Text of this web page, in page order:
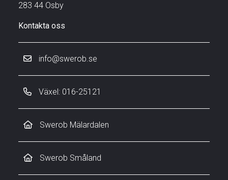
283 44 Osby
Kontakta oss
info@swerob.se
Växel: 016-25121
Swerob Mälardalen
Swerob Småland